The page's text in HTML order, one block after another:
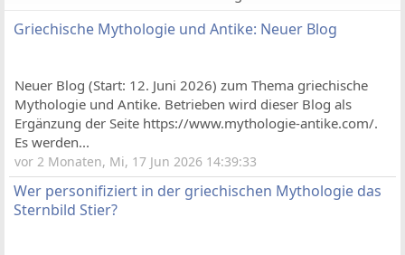
Griechische Mythologie und Antike: Neuer Blog
Neuer Blog (Start: 12. Juni 2026) zum Thema griechische
Mythologie und Antike. Betrieben wird dieser Blog als
Ergänzung der Seite https://www.mythologie-antike.com/.
Es werden...
vor 2 Monaten, Mi, 17 Jun 2026 14:39:33
Wer personifiziert in der griechischen Mythologie das
Sternbild Stier?